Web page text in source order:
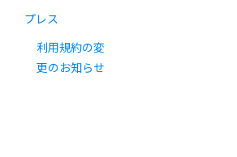
プレス
利用規約の変
更のお知らせ